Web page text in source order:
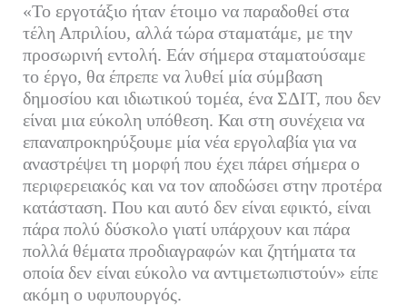
«Το εργοτάξιο ήταν έτοιμο να παραδοθεί στα
τέλη Απριλίου, αλλά τώρα σταματάμε, με την
προσωρινή εντολή. Εάν σήμερα σταματούσαμε
το έργο, θα έπρεπε να λυθεί μία σύμβαση
δημοσίου και ιδιωτικού τομέα, ένα ΣΔΙΤ, που δεν
είναι μια εύκολη υπόθεση. Και στη συνέχεια να
επαναπροκηρύξουμε μία νέα εργολαβία για να
αναστρέψει τη μορφή που έχει πάρει σήμερα ο
περιφερειακός και να τον αποδώσει στην προτέρα
κατάσταση. Που και αυτό δεν είναι εφικτό, είναι
πάρα πολύ δύσκολο γιατί υπάρχουν και πάρα
πολλά θέματα προδιαγραφών και ζητήματα τα
οποία δεν είναι εύκολο να αντιμετωπιστούν» είπε
ακόμη ο υφυπουργός.